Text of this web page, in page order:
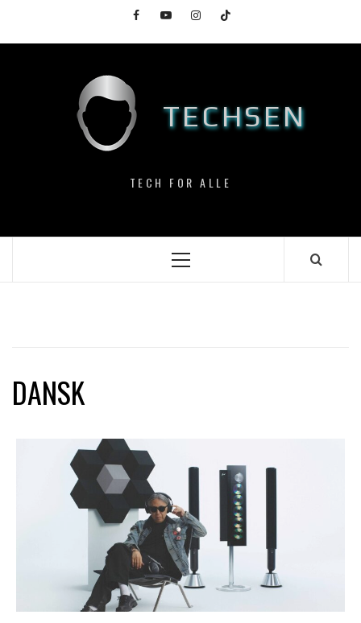
content
FacebookYouTubeInstagramTikTok
TECHSEN
TECH FOR ALLE
Primary
DANSK